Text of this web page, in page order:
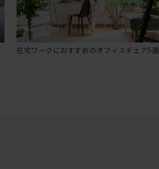
在宅ワークにおすすめのオフィスチェア5選